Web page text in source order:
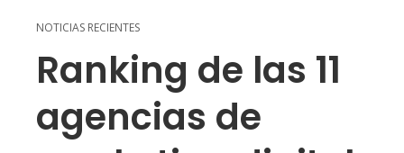
NOTICIAS RECIENTES
Ranking de las 11
agencias de